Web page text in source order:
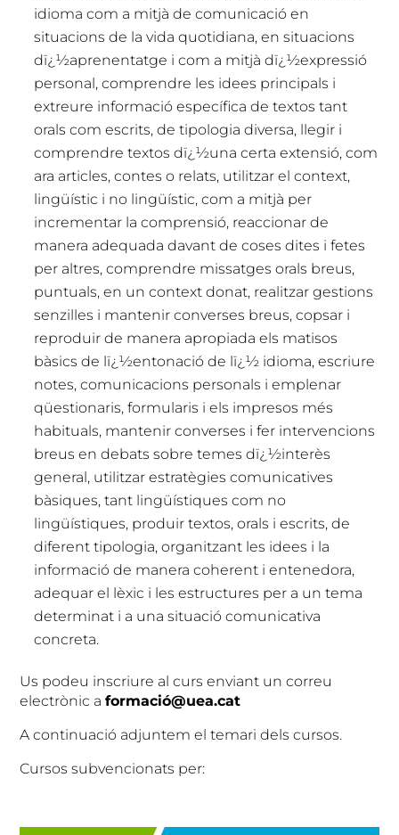
idioma com a mitjà de comunicació en
situacions de la vida quotidiana, en situacions
dï¿½aprenentatge i com a mitjà dï¿½expressió
personal, comprendre les idees principals i
extreure informació específica de textos tant
orals com escrits, de tipologia diversa, llegir i
comprendre textos dï¿½una certa extensió, com
ara articles, contes o relats, utilitzar el context,
lingüístic i no lingüístic, com a mitjà per
incrementar la comprensió, reaccionar de
manera adequada davant de coses dites i fetes
per altres, comprendre missatges orals breus,
puntuals, en un context donat, realitzar gestions
senzilles i mantenir converses breus, copsar i
reproduir de manera apropiada els matisos
bàsics de lï¿½entonació de lï¿½ idioma, escriure
notes, comunicacions personals i emplenar
qüestionaris, formularis i els impresos més
habituals, mantenir converses i fer intervencions
breus en debats sobre temes dï¿½interès
general, utilitzar estratègies comunicatives
bàsiques, tant lingüístiques com no
lingüístiques, produir textos, orals i escrits, de
diferent tipologia, organitzant les idees i la
informació de manera coherent i entenedora,
adequar el lèxic i les estructures per a un tema
determinat i a una situació comunicativa
concreta.
Us podeu inscriure al curs enviant un correu
electrònic aformació@uea.cat
A continuació adjuntem el temari dels cursos.
Cursos subvencionats per: